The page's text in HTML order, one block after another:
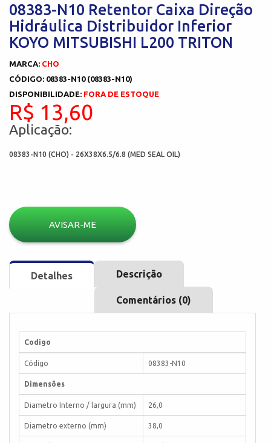
08383-N10 Retentor Caixa Direção
Hidráulica Distribuidor Inferior
KOYO MITSUBISHI L200 TRITON
MARCA: CHO
CÓDIGO: 08383-N10 (08383-N10)
DISPONIBILIDADE: FORA DE ESTOQUE
R$ 13,60
Aplicação:
08383-N10 (CHO) - 26X38X6.5/6.8 (MED SEAL OIL)
AVISAR-ME
Detalhes Descrição
Comentários (0)
Codigo
Código 08383-N10
Dimensões
Diametro Interno / largura (mm) 26,0
Diametro externo (mm) 38,0